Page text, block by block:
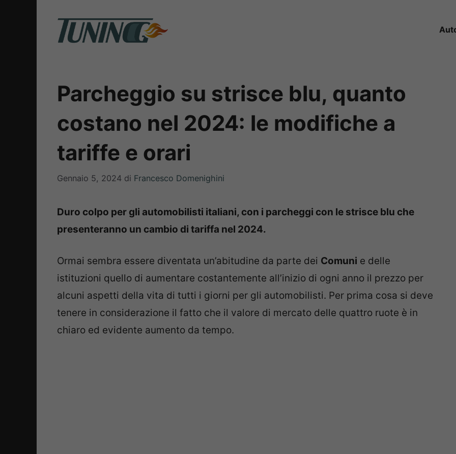
Parcheggio su strisce blu, quanto
costano nel 2024: le modifiche a
tariffe e orari
Gennaio 5, 2024 di Francesco Domenighini
Duro colpo per gli automobilisti italiani, con i parcheggi con le strisce blu che
presenteranno un cambio di tariffa nel 2024.
Ormai sembra essere diventata un’abitudine da parte dei Comuni e delle
istituzioni quello di aumentare costantemente all’inizio di ogni anno il prezzo per
alcuni aspetti della vita di tutti i giorni per gli automobilisti. Per prima cosa si deve
tenere in considerazione il fatto che il valore di mercato delle quattro ruote è in
chiaro ed evidente aumento da tempo.